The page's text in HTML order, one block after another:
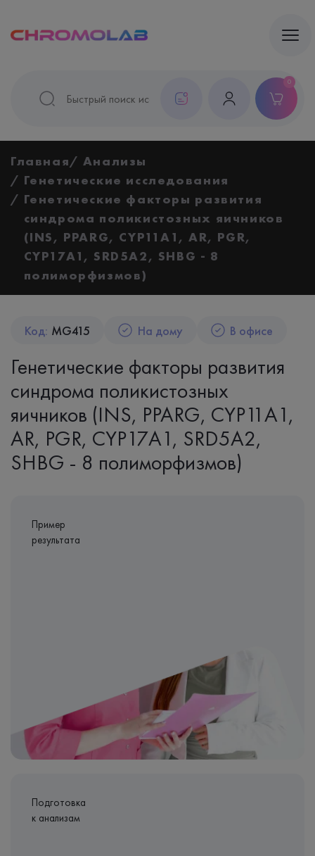
0
Главная
Анализы
Генетические исследования
Генетические факторы развития
синдрома поликистозных яичников
(INS, PPARG, CYP11A1, AR, PGR,
CYP17A1, SRD5A2, SHBG - 8
полиморфизмов)
Код: MG415 На дому В офисе
Генетические факторы развития
синдрома поликистозных
яичников (INS, PPARG, CYP11A1,
AR, PGR, CYP17A1, SRD5A2,
SHBG - 8 полиморфизмов)
Пример
результата
Подготовка
к анализам